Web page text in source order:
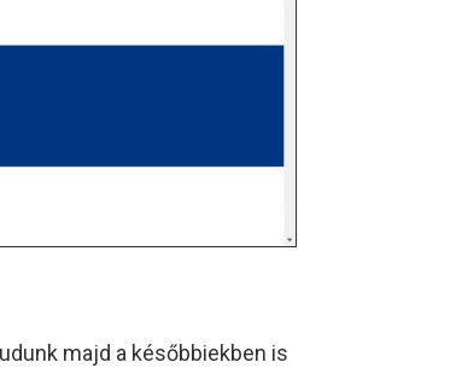
majd a későbbiekben is